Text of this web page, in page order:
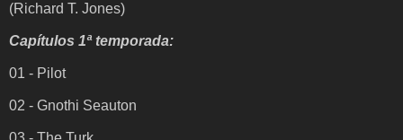
(Richard T. Jones)
Capítulos 1ª temporada:
01 - Pilot
02 - Gnothi Seauton